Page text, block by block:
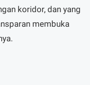
koridor, dan yang
membuka